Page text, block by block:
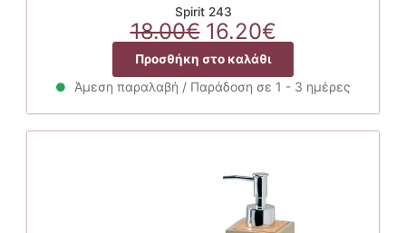
Spirit 243
18.00€ Original
price
was:
18.00€.
16.20€Η
τρέχουσα
τιμή
είναι:
16.20€.
Προσθήκη στο καλάθι
Άμεση παραλαβή / Παράδοση σε 1 - 3 ημέρες